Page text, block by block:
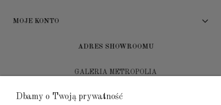
MOJE KONTO
ADRES SHOWROOMU
GALERIA METROPOLIA
80-452 Gdańsk
Dbamy o Twoją prywatność